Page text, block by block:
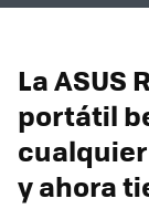
La ASUS
portátil
y ahora